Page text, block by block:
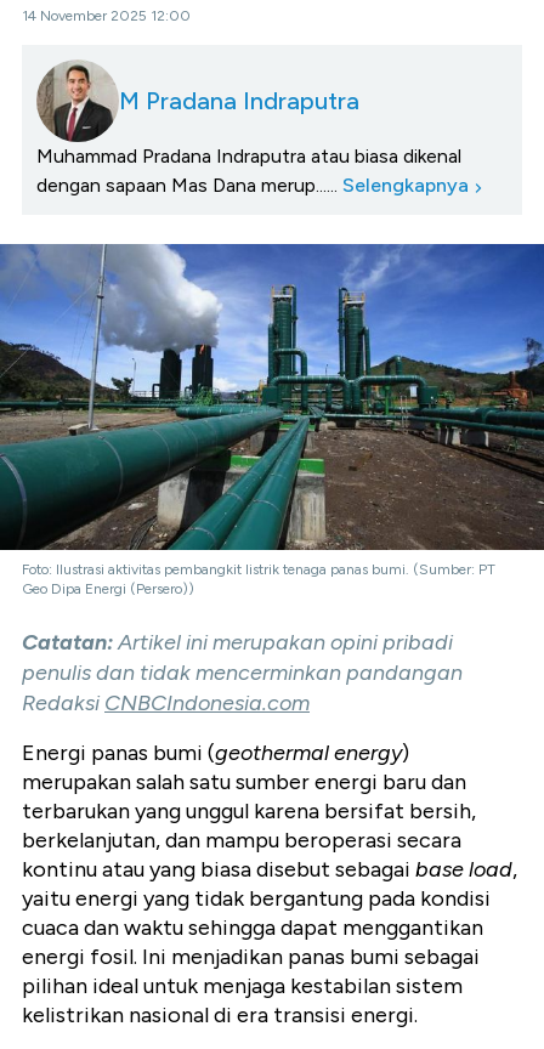
14 November 2025 12:00
M Pradana Indraputra
Muhammad Pradana Indraputra atau biasa dikenal
dengan sapaan Mas Dana merup...... Selengkapnya
Foto: Ilustrasi aktivitas pembangkit listrik tenaga panas bumi. (Sumber: PT
Geo Dipa Energi (Persero))
Catatan:Artikel ini merupakan opini pribadi
penulis dan tidak mencerminkan pandangan
Redaksi CNBCIndonesia.com
Energi panas bumi (geothermal energy)
merupakan salah satu sumber energi baru dan
terbarukan yang unggul karena bersifat bersih,
berkelanjutan, dan mampu beroperasi secara
kontinu atau yang biasa disebut sebagai base load,
yaitu energi yang tidak bergantung pada kondisi
cuaca dan waktu sehingga dapat menggantikan
energi fosil. Ini menjadikan panas bumi sebagai
pilihan ideal untuk menjaga kestabilan sistem
kelistrikan nasional di era transisi energi.